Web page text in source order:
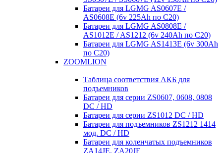
Батареи для LGMG AS0607E /
AS0608E (6v 225Ah по С20)
Батареи для LGMG AS0808E /
AS1012E / AS1212 (6v 240Ah по С20)
Батареи для LGMG AS1413E (6v 300Ah
по С20)
ZOOMLION
Таблица соответствия АКБ для
подъемников
Батареи для серии ZS0607, 0608, 0808
DC / HD
Батареи для серии ZS1012 DC / HD
Батареи для подъемников ZS1212 1414
мод. DC / HD
Батареи для коленчатых подъемников
ZA14JE, ZA20JE